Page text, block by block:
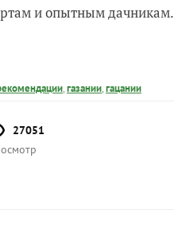
и опытным дачникам.
,газании,гацании
27051